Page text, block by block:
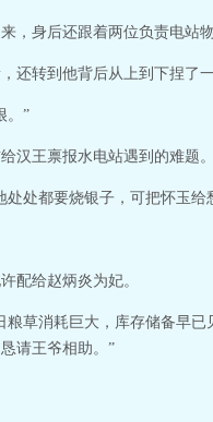
，身后还跟着两位负责电站物
还转到他背后从上到下捏了
。”
汉王禀报水电站遇到的难题。
处都要烧银子，可把怀玉给
配给赵炳炎为妃。
草消耗巨大，库存储备早
请王爷相助。”